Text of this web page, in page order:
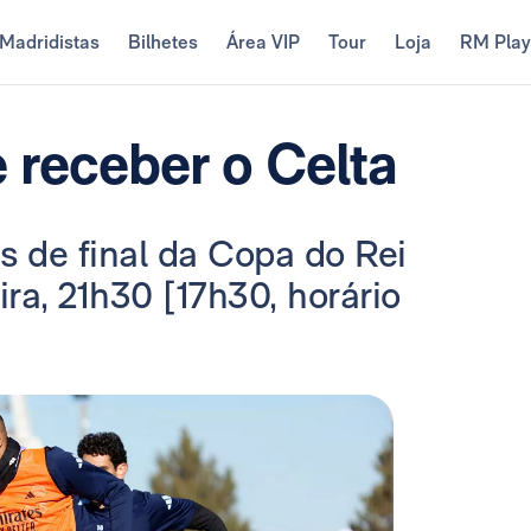
Madridistas Bilhetes Área VIP Tour Loja RM Play
o Celta
de final da Copa do Rei
21h30 [17h30, horário